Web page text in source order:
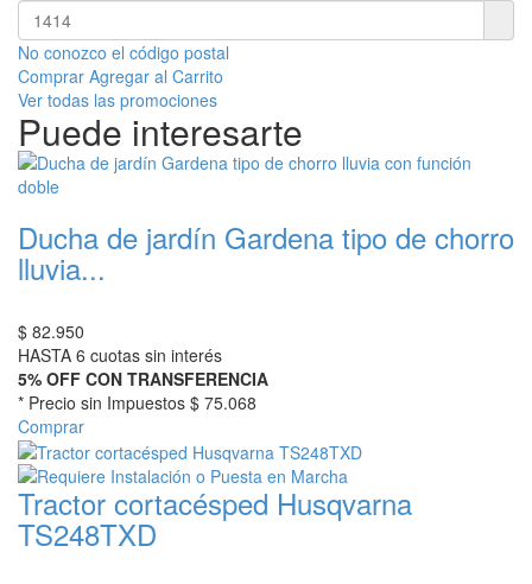
No conozco el código postal
Comprar Agregar al Carrito
Ver todas las promociones
Puede interesarte
Ducha de jardín Gardena tipo de chorro
lluvia...
$ 82.950
HASTA 6 cuotas sin interés
5% OFF CON TRANSFERENCIA
* Precio sin Impuestos $ 75.068
Comprar
Tractor cortacésped Husqvarna
TS248TXD